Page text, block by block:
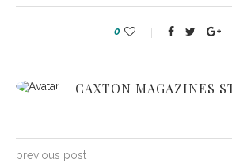
0
CAXTON MAGAZINES
previous post